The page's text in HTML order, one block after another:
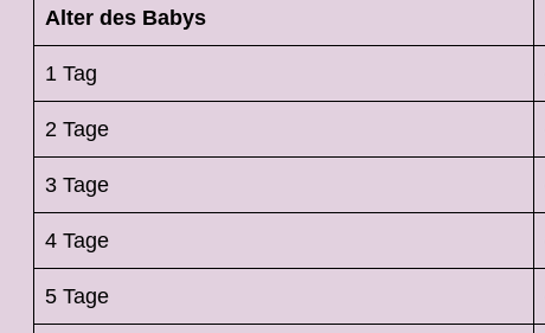
Alter des Babys
1 Tag
2 Tage
3 Tage
4 Tage
5 Tage